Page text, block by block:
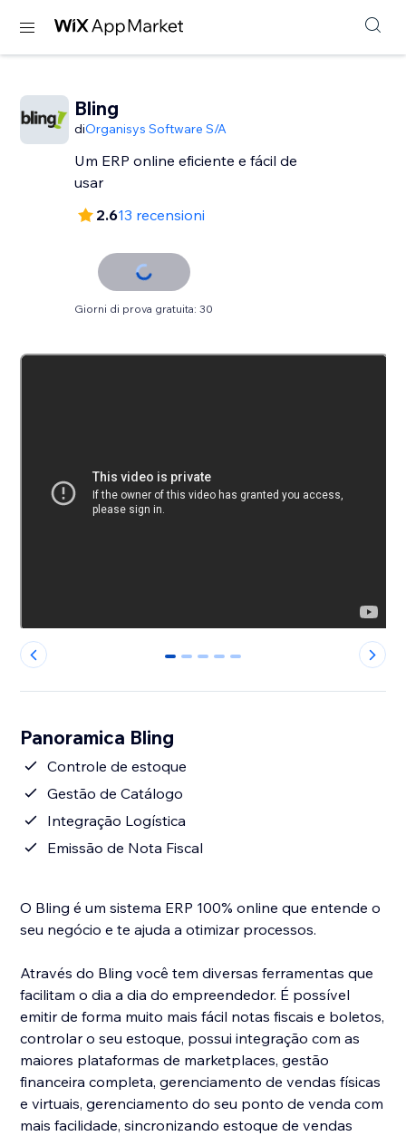
Bling
diOrganisys Software S/A
Um ERP online eficiente e fácil de
usar
2.613 recensioni
Giorni di prova gratuita: 30
0 1 2 3 4
Panoramica Bling
Controle de estoque
Gestão de Catálogo
Integração Logística
Emissão de Nota Fiscal
O Bling é um sistema ERP 100% online que entende o
seu negócio e te ajuda a otimizar processos.
Através do Bling você tem diversas ferramentas que
facilitam o dia a dia do empreendedor. É possível
emitir de forma muito mais fácil notas fiscais e boletos,
controlar o seu estoque, possui integração com as
maiores plataformas de marketplaces, gestão
financeira completa, gerenciamento de vendas físicas
e virtuais, gerenciamento do seu ponto de venda com
mais facilidade, sincronizando estoque de vendas